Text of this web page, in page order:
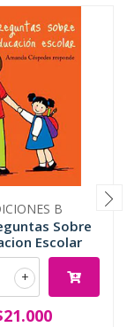
B
Sobre
Escolar
+